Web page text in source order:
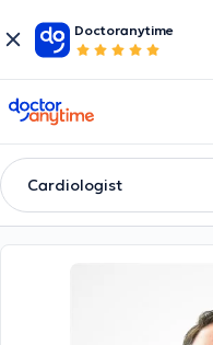
Doctoranytime
doctoranytime
Cardiologist